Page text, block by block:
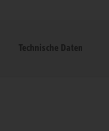
Technische Daten